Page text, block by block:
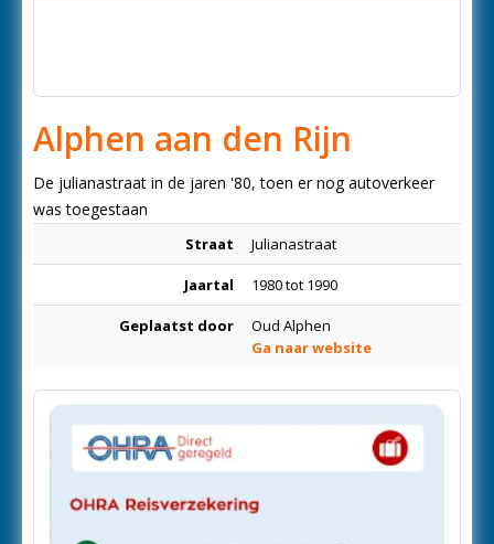
Alphen aan den Rijn
De julianastraat in de jaren '80, toen er nog autoverkeer
was toegestaan
Straat Julianastraat
Jaartal 1980 tot 1990
Geplaatst door
Oud Alphen
Ga naar website